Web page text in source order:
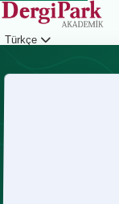
Türkçe